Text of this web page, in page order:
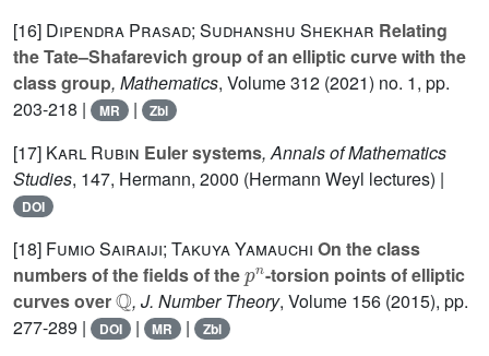
[16] Dipendra Prasad; Sudhanshu Shekhar Relating
the Tate–Shafarevich group of an elliptic curve with the
class group, Mathematics, Volume 312 (2021) no. 1, pp.
203-218 |
MR | Zbl
[17] Karl Rubin Euler systems, Annals of Mathematics
Studies, 147, Hermann, 2000 (Hermann Weyl lectures) |
DOI
[18] Fumio Sairaiji; Takuya Yamauchi On the class
numbers of the fields of the
pn
-torsion points of elliptic
curves over
ℚ
, J. Number Theory, Volume 156(2015), pp.
277-289 |
DOI | MR | Zbl